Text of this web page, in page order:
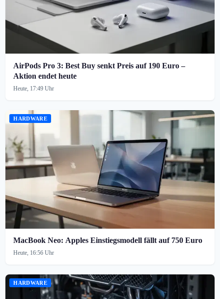
AirPods Pro 3: Best Buy senkt Preis auf 190 Euro –
Aktion endet heute
Heute, 17:49 Uhr
HARDWARE
MacBook Neo: Apples Einstiegsmodell fällt auf 750 Euro
Heute, 16:56 Uhr
HARDWARE